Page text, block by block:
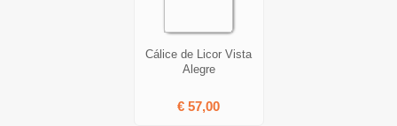
Cálice de Licor Vista
Alegre
€ 57,00